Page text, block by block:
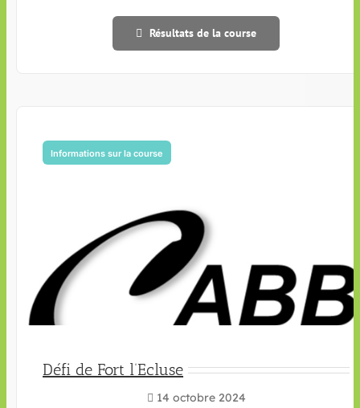
Résultats de la course
Informations sur la course
Défi de Fort l’Ecluse
14 octobre 2024